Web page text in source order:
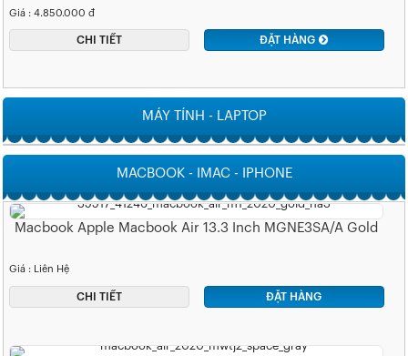
Giá : 4.850.000 đ
CHI TIẾT ĐẶT HÀNG
MÁY TÍNH - LAPTOP
MACBOOK - IMAC - IPHONE
Macbook Apple Macbook Air 13.3 Inch MGNE3SA/A Gold
Giá : Liên Hệ
CHI TIẾT ĐẶT HÀNG